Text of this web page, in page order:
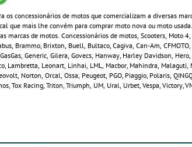
os concessionários de motos que comercializam a diversas
que mais lhe convém para comprar moto nova ou moto
marcas de motos. Concessionários de motos, Scooters, Moto
Brammo, Brixton, Buell, Bultaco, Cagiva, Can‑Am,
Generic, Gilera, Govecs, Hanway, Harley Davidson,
Lambretta, Leonart, Linhai, LML, Macbor, Mahindra,
Norton, Orcal, Ossa, Peugeot, PGO, Piaggio, Polaris,
Tox Racing, Triton, Triumph, UM, Ural, Urbet, Vespa,